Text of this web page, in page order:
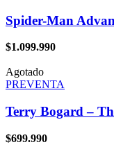
Spider-Man
$1.099.990
Agotado
PREVENTA
Terry Bogard –
$699.990